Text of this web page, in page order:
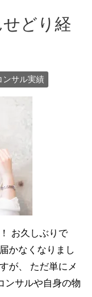
どり経
ンサル実績
お久しぶりで
かなくなりまし
が、 ただ単にメ
ンサルや自身の物